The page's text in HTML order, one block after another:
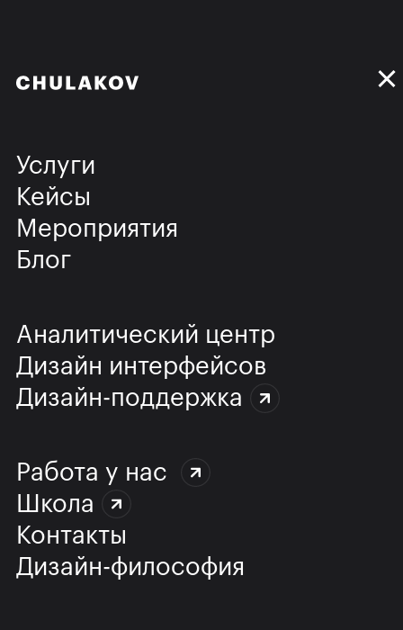
Услуги
Кейсы
Мероприятия
Блог
Аналитический центр
Дизайн интерфейсов
Дизайн-поддержка
Работа у нас
Школа
Контакты
Дизайн-философия